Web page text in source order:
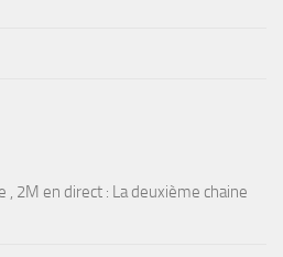
, 2M en direct : La deuxième chaine